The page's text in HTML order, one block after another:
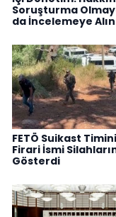
Soruşturma
da İncelemeye
FETÖ Suikast
Firari İsmi
Gösterdi